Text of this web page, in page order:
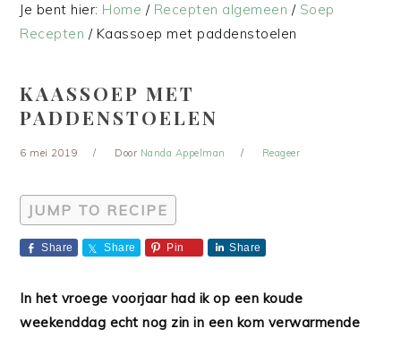
Je bent hier: Home / Recepten algemeen / Soep
Recepten /Kaassoep met paddenstoelen
KAASSOEP MET
PADDENSTOELEN
6 mei 2019 Door Nanda Appelman Reageer
JUMP TO RECIPE
Share Share Pin Share
In het vroege voorjaar had ik op een koude
weekenddag echt nog zin in een kom verwarmende